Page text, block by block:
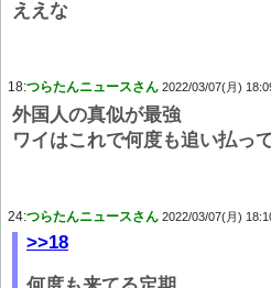
ええな
18:つらたんニュースさん 2022/03/07(月)
外国人の真似が最強
ワイはこれで何度も追い払っ
24:つらたんニュースさん 2022/03/07(月)
>>18